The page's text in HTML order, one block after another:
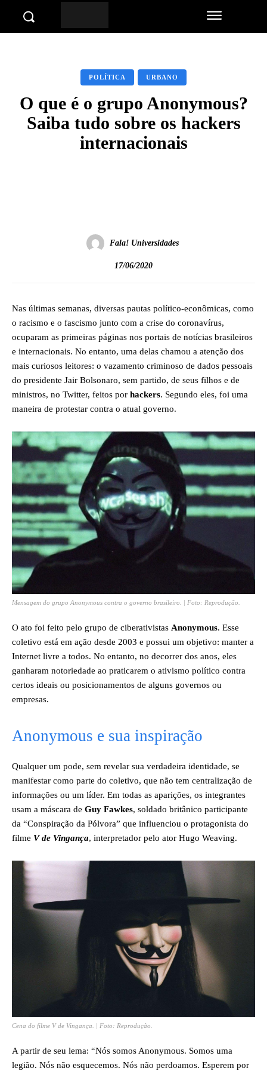
POLÍTICA URBANO
O que é o grupo Anonymous?
Saiba tudo sobre os hackers
internacionais
Fala! Universidades
17/06/2020
Nas últimas semanas, diversas pautas político-econômicas, como
o racismo e o fascismo junto com a crise do coronavírus,
ocuparam as primeiras páginas nos portais de notícias brasileiros
e internacionais. No entanto, uma delas chamou a atenção dos
mais curiosos leitores: o vazamento criminoso de dados pessoais
do presidente Jair Bolsonaro, sem partido, de seus filhos e de
ministros, no Twitter, feitos por hackers. Segundo eles, foi uma
maneira de protestar contra o atual governo.
Mensagem do grupo Anonymous contra o governo brasileiro. | Foto: Reprodução.
O ato foi feito pelo grupo de ciberativistas Anonymous. Esse
coletivo está em ação desde 2003 e possui um objetivo: manter a
Internet livre a todos. No entanto, no decorrer dos anos, eles
ganharam notoriedade ao praticarem o ativismo político contra
certos ideais ou posicionamentos de alguns governos ou
empresas.
Anonymous e sua inspiração
Qualquer um pode, sem revelar sua verdadeira identidade, se
manifestar como parte do coletivo, que não tem centralização de
informações ou um líder. Em todas as aparições, os integrantes
usam a máscara de Guy Fawkes, soldado britânico participante
da “Conspiração da Pólvora” que influenciou o protagonista do
filme V de Vingança, interpretador pelo ator Hugo Weaving.
Cena do filme V de Vingança . | Foto: Reprodução.
A partir de seu lema: “Nós somos Anonymous. Somos uma
legião. Nós não esquecemos. Nós não perdoamos. Esperem por